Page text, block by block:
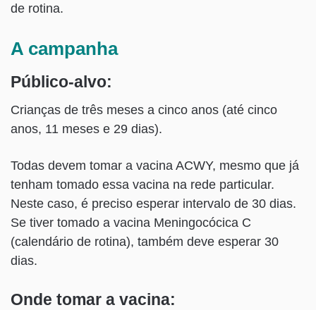
de rotina.
A campanha
Público-alvo:
Crianças de três meses a cinco anos (até cinco
anos, 11 meses e 29 dias).
Todas devem tomar a vacina ACWY, mesmo que já
tenham tomado essa vacina na rede particular.
Neste caso, é preciso esperar intervalo de 30 dias.
Se tiver tomado a vacina Meningocócica C
(calendário de rotina), também deve esperar 30
dias.
Onde tomar a vacina: